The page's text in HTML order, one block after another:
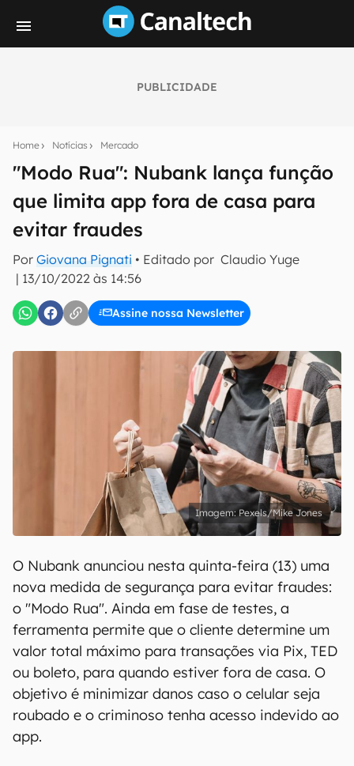
PUBLICIDADE
Home Notícias Mercado
"Modo Rua": Nubank lança função
que limita app fora de casa para
evitar fraudes
Por Giovana Pignati • Editado por Claudio Yuge
| 13/10/2022 às 14:56
Assine nossa Newsletter
notícias e reviews sobre tecnologia em primeira
mão.
E-mail
inscreva-se
Confirmo que li, aceito e concordo com os Termos de
Uso e Política de Privacidade do Canaltech.
Pexels/Mike Jones
O Nubank anunciou nesta quinta-feira (13) uma
nova medida de segurança para evitar fraudes:
o "Modo Rua". Ainda em fase de testes, a
ferramenta permite que o cliente determine um
valor total máximo para transações via Pix, TED
ou boleto, para quando estiver fora de casa. O
objetivo é minimizar danos caso o celular seja
roubado e o criminoso tenha acesso indevido ao
app.